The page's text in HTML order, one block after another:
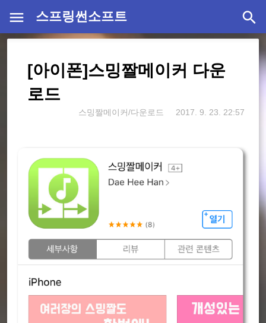
스프링썬소프트
[아이폰]스밍짤메이커 다운
로드
스밍짤메이커/다운로드 2017. 9. 23. 22:57